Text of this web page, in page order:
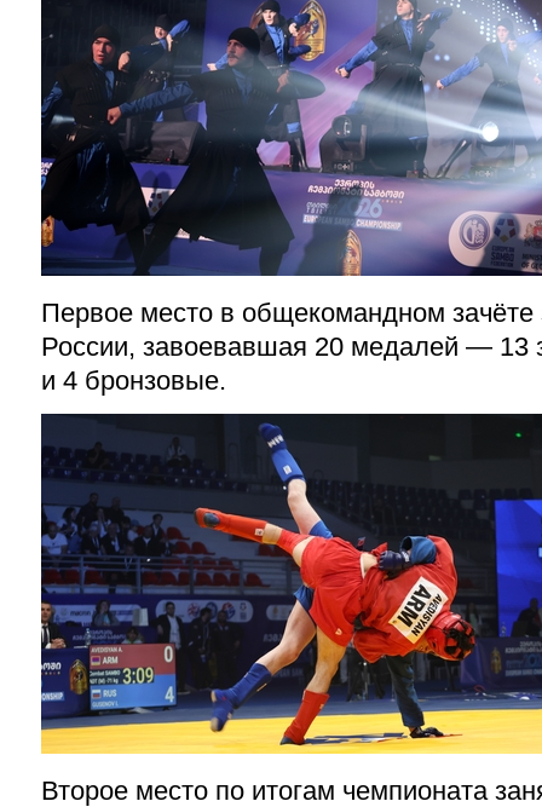
Первое место в общекомандном зачёте
России, завоевавшая 20 медалей — 13
и 4 бронзовые.
Второе место по итогам чемпионата